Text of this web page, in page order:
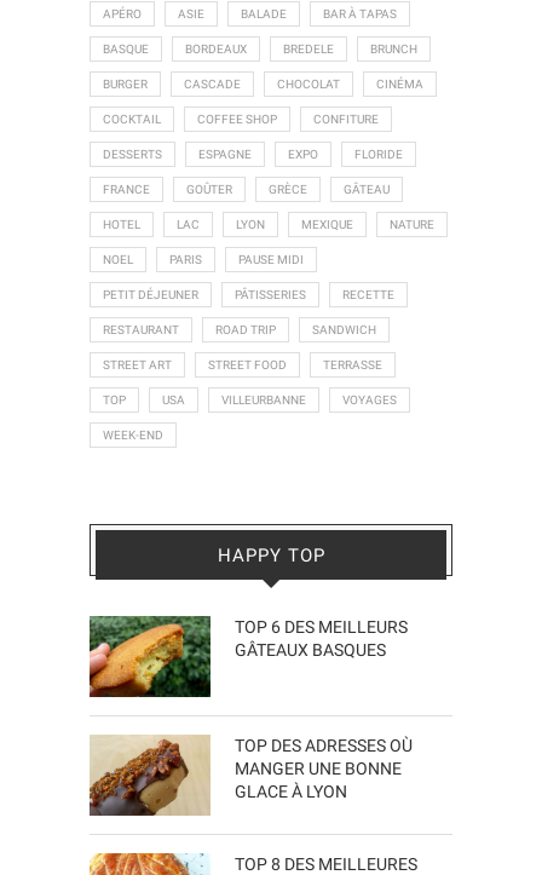
APÉRO ASIE BALADE BAR À TAPAS
BASQUE BORDEAUX BREDELE BRUNCH
BURGER CASCADE CHOCOLAT CINÉMA
COCKTAIL COFFEE SHOP CONFITURE
DESSERTS ESPAGNE EXPO FLORIDE
FRANCE GOÛTER GRÈCE GÂTEAU
HOTEL LAC LYON MEXIQUE NATURE
NOEL PARIS PAUSE MIDI
PETIT DÉJEUNER PÂTISSERIES RECETTE
RESTAURANT ROAD TRIP SANDWICH
STREET ART STREET FOOD TERRASSE
TOP USA VILLEURBANNE VOYAGES
WEEK-END
HAPPY TOP
TOP 6 DES MEILLEURS
GÂTEAUX BASQUES
TOP DES ADRESSES OÙ
MANGER UNE BONNE
GLACE À LYON
TOP 8 DES MEILLEURES